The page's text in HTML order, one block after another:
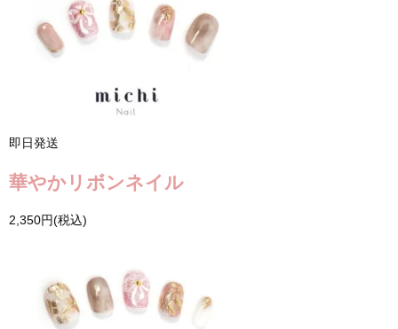
即日発送
華やかリボンネイル
2,350円(税込)